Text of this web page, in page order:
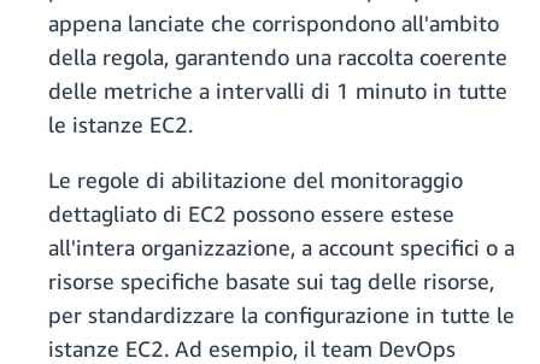
appena lanciate che corrispondono all'ambito
della regola, garantendo una raccolta coerente
delle metriche a intervalli di 1 minuto in tutte
le istanze EC2.
Le regole di abilitazione del monitoraggio
dettagliato di EC2 possono essere estese
all'intera organizzazione, a account specifici o a
risorse specifiche basate sui tag delle risorse,
per standardizzare la configurazione in tutte le
istanze EC2. Ad esempio, il team DevOps